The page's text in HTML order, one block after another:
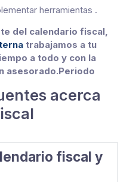
herramientas .
del calendario fiscal,
trabajamos a tu
a todo y con la
asesorado.Periodo
acerca
fiscal y